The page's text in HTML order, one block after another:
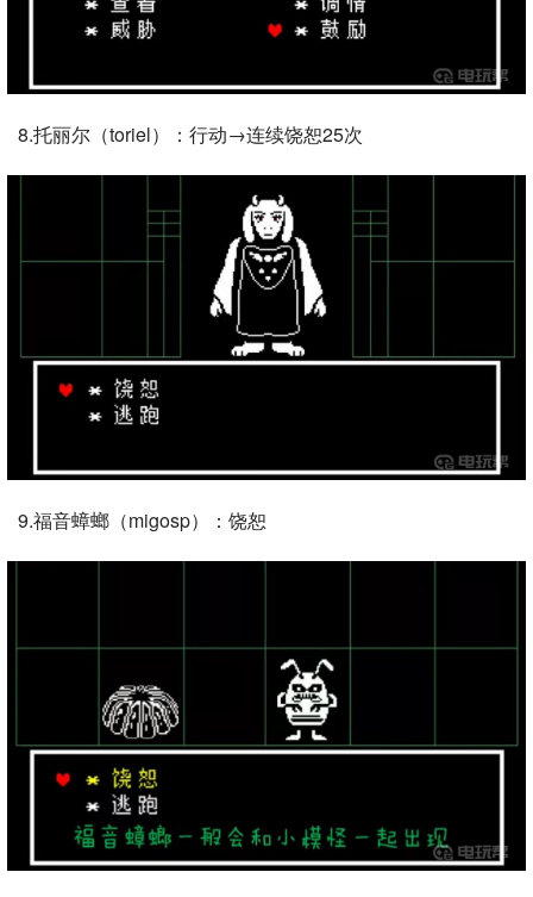
8.托丽尔（toriel）：行动→连续饶恕25次
9.福音蟑螂（migosp）：饶恕